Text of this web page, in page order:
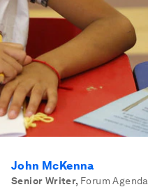
John McKenna
Senior Writer, Forum Agenda